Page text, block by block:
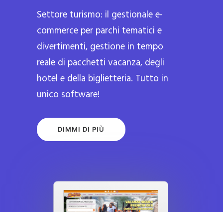
Settore turismo: il gestionale e-
commerce per parchi tematici e
divertimenti, gestione in tempo
reale di pacchetti vacanza, degli
hotel e della biglietteria. Tutto in
unico software!
DIMMI DI PIÙ